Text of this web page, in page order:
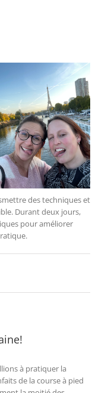
des techniques et
Durant deux jours,
pour améliorer
à pratiquer la
de la course à pied